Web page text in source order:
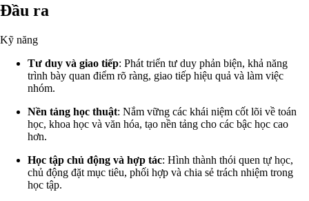
Đầu ra
Kỹ năng
Tư duy và giao tiếp: Phát triển tư duy phản biện, khả năng
trình bày quan điểm rõ ràng, giao tiếp hiệu quả và làm việc
nhóm.
Nền tảng học thuật: Nắm vững các khái niệm cốt lõi về toán
học, khoa học và văn hóa, tạo nền tảng cho các bậc học cao
hơn.
Học tập chủ động và hợp tác: Hình thành thói quen tự học,
chủ động đặt mục tiêu, phối hợp và chia sẻ trách nhiệm trong
học tập.